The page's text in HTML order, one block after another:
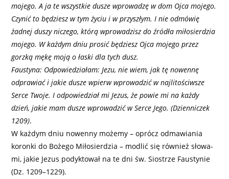
mojego. A ja te wszystkie dusze wprowadzę w dom Ojca mojego.
Czynić to będziesz w tym życiu i w przyszłym. I nie odmówię
żadnej duszy niczego, którą wprowadzisz do źródła miłosierdzia
mojego. W każdym dniu prosić będziesz Ojca mojego przez
gorzką mękę moją o łaski dla tych dusz.
Faustyna: Odpowiedziałam: Jezu, nie wiem, jak tę nowennę
odprawiać i jakie dusze wpierw wprowadzić w najlitościwsze
Serce Twoje. I odpowiedział mi Jezus, że powie mi na każdy
dzień, jakie mam dusze wprowadzić w Serce Jego. (Dzienniczek
1209).
W każ­dym dniu nowen­ny może­my – opró­cz odma­wia­nia
koron­ki do Boże­go Miło­sier­dzia – modlić się rów­nież sło­wa­
mi, jakie Jezus podyk­to­wał na te dni św. Sio­strze Fau­sty­nie
(Dz. 1209–1229).